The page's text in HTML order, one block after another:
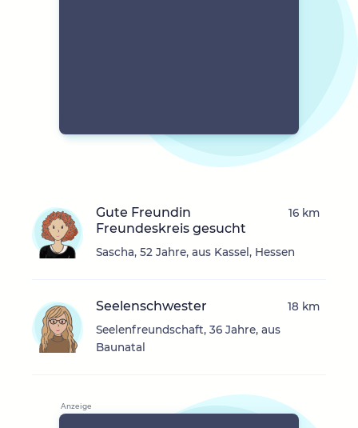
Gute Freundin
Freundeskreis gesucht
Sascha, 52 Jahre, aus Kassel, Hessen
16 km
Seelenschwester
Seelenfreundschaft, 36 Jahre, aus
Baunatal
18 km